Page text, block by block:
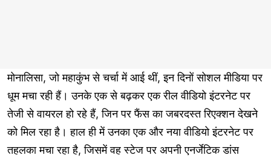
मोनालिसा, जो महाकुंभ से चर्चा में आई थीं, इन दिनों सोशल मीडिया पर
धूम मचा रही हैं। उनके एक से बढ़कर एक रील वीडियो इंटरनेट पर
तेजी से वायरल हो रहे हैं, जिन पर फैंस का जबरदस्त रिएक्शन देखने
को मिल रहा है। हाल ही में उनका एक और नया वीडियो इंटरनेट पर
तहलका मचा रहा है, जिसमें वह स्टेज पर अपनी एनर्जेटिक डांस